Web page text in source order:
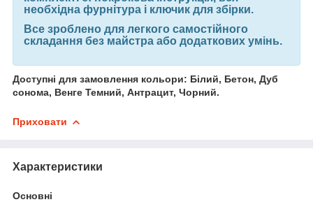
необхідна фурнітура і ключик для збірки.
Все зроблено для легкого самостійного
складання без майстра або додаткових умінь.
Доступні для замовлення кольори: Білий, Бетон, Дуб
сонома, Венге Темний, Антрацит, Чорний.
Приховати
Характеристики
Основні